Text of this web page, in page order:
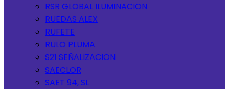
RSR GLOBAL ILUMINACION
RUEDAS ALEX
RUFETE
RULO PLUMA
S21 SEÑALIZACION
SAECLOR
SAET 94, SL